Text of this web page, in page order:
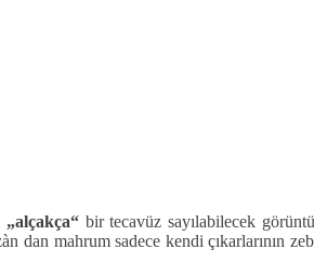
„alçakça“ bir tecavüz sayılabilecek
dan mahrum sadece kendi çıkarlarının